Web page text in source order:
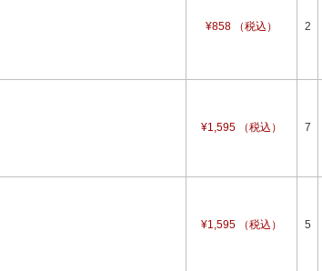
¥858 （税込） 2
¥1,595 （税込） 7
¥1,595 （税込） 5